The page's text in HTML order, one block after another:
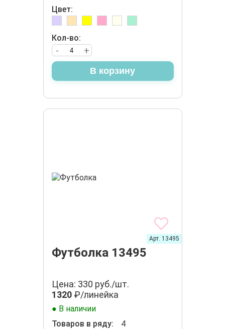
Цвет:
Кол-во:
+
-
В корзину
Футболка 13495
Арт. 13495
Цена: 330 руб./шт.
1320₽/линейка
● В наличии
Товаров в ряду:
4